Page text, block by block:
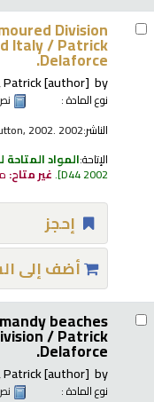
Division
Italy /Patrick
Delaforce.
by
[author]
نوع المادة :
الناشر:2002. 2002
الإتاحة:المواد المتاحة
D44 2002
.غير متاح:
إحجز
أضف إلى
beaches
/Patrick
Delaforce.
by
[author]
نوع المادة :